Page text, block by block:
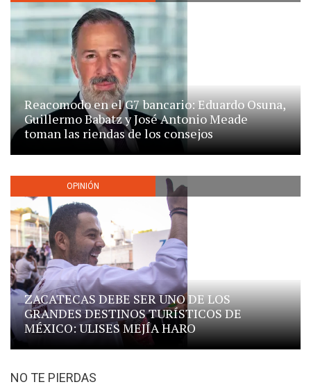
Reacomodo en el G7 bancario: Eduardo Osuna,
Guillermo Babatz y José Antonio Meade
toman las riendas de los consejos
OPINIÓN
ZACATECAS DEBE SER UNO DE LOS
GRANDES DESTINOS TURÍSTICOS DE
MÉXICO: ULISES MEJÍA HARO
NO TE PIERDAS